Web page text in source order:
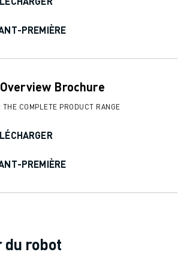
PREMIÈRE
Brochure
THE COMPLETE PRODUCT RANGE
PREMIÈRE
du robot